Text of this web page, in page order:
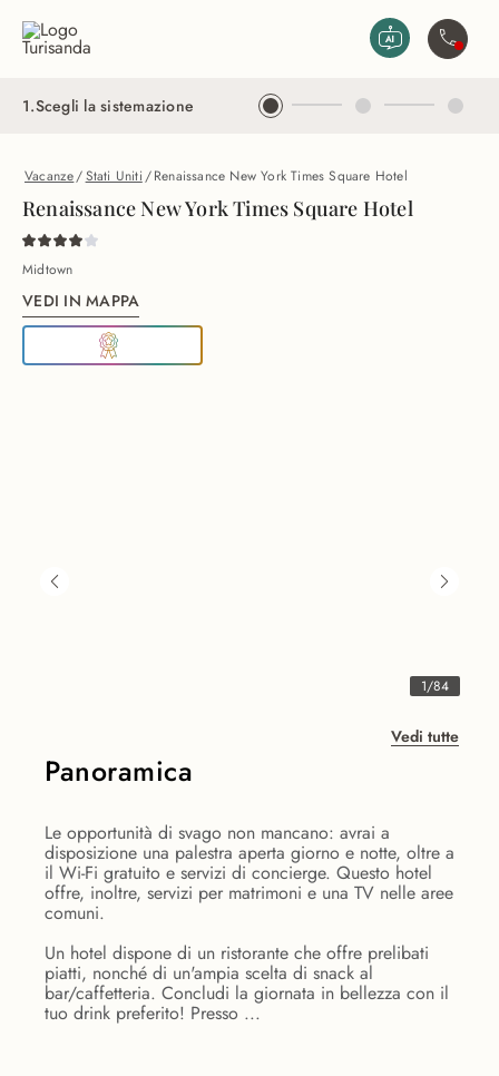
1.Scegli la sistemazione
Vacanze/Stati Uniti/Renaissance New York Times Square Hotel
Renaissance New York Times Square Hotel
Midtown
VEDI IN MAPPA
1/84
Vedi tutte
Panoramica
Le opportunità di svago non mancano: avrai a
disposizione una palestra aperta giorno e notte, oltre a
il Wi-Fi gratuito e servizi di concierge. Questo hotel
offre, inoltre, servizi per matrimoni e una TV nelle aree
comuni.
Un hotel dispone di un ristorante che offre prelibati
piatti, nonché di un'ampia scelta di snack al
bar/caffetteria. Concludi la giornata in bellezza con il
tuo drink preferito! Presso ...